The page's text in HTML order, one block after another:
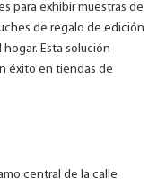
para exhibir muestras de
de regalo de edición
Esta solución
éxito en tiendas de
central de la calle